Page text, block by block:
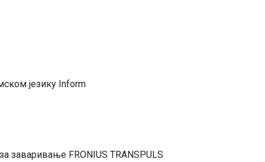
jeзику Inform
зaвaривaњe FRONIUS TRANSPULS